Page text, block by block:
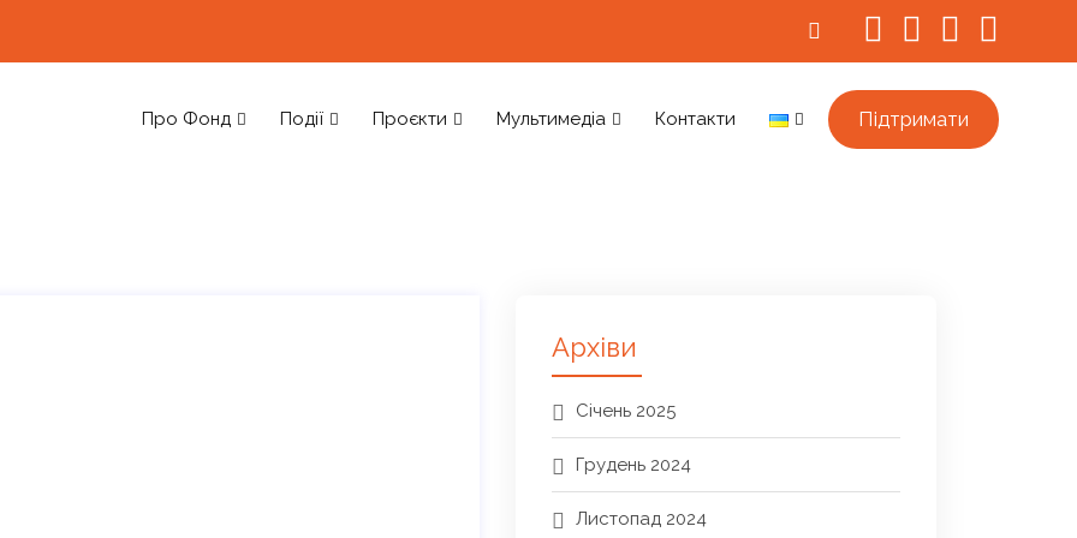
Про Фонд Події Проєкти Мультимедіа Контакти Підтримати
Архіви
Січень 2025
Грудень 2024
Листопад 2024